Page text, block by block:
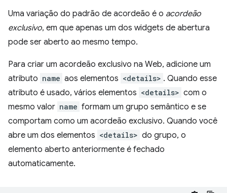
Uma variação do padrão de acordeão é o acordeão
exclusivo, em que apenas um dos widgets de abertura
pode ser aberto ao mesmo tempo.
Para criar um acordeão exclusivo na Web, adicione um
atributo name aos elementos <details> . Quando esse
atributo é usado, vários elementos <details> com o
mesmo valor name formam um grupo semântico e se
comportam como um acordeão exclusivo. Quando você
abre um dos elementos <details> do grupo, o
elemento aberto anteriormente é fechado
automaticamente.